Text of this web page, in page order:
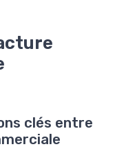
clés entre